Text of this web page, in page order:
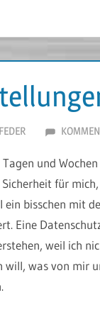
und
für
ein bisschen mit
Eine
weil ich
will, was von mir